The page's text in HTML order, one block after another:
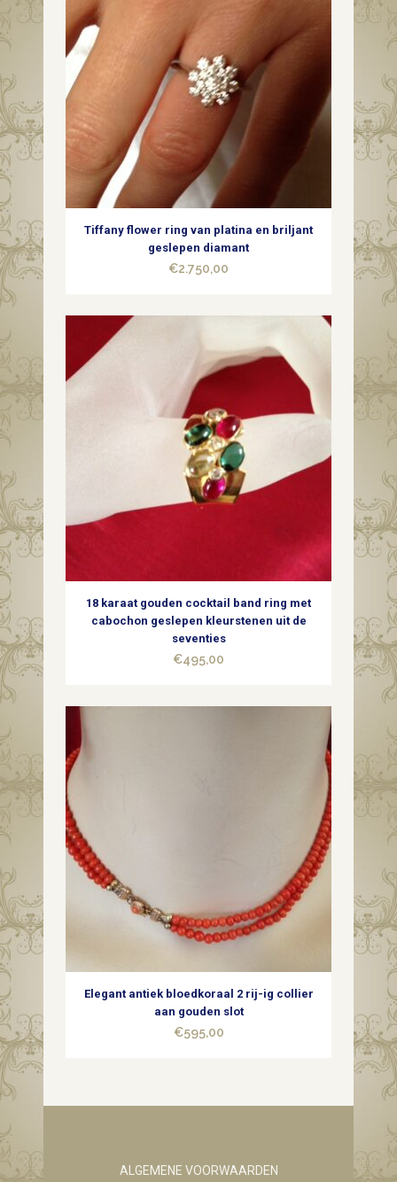
Tiffany flower ring van platina en briljant
geslepen diamant
€2.750,00
18 karaat gouden cocktail band ring met
cabochon geslepen kleurstenen uit de
seventies
€495,00
Elegant antiek bloedkoraal 2 rij-ig collier
aan gouden slot
€595,00
ALGEMENE VOORWAARDEN